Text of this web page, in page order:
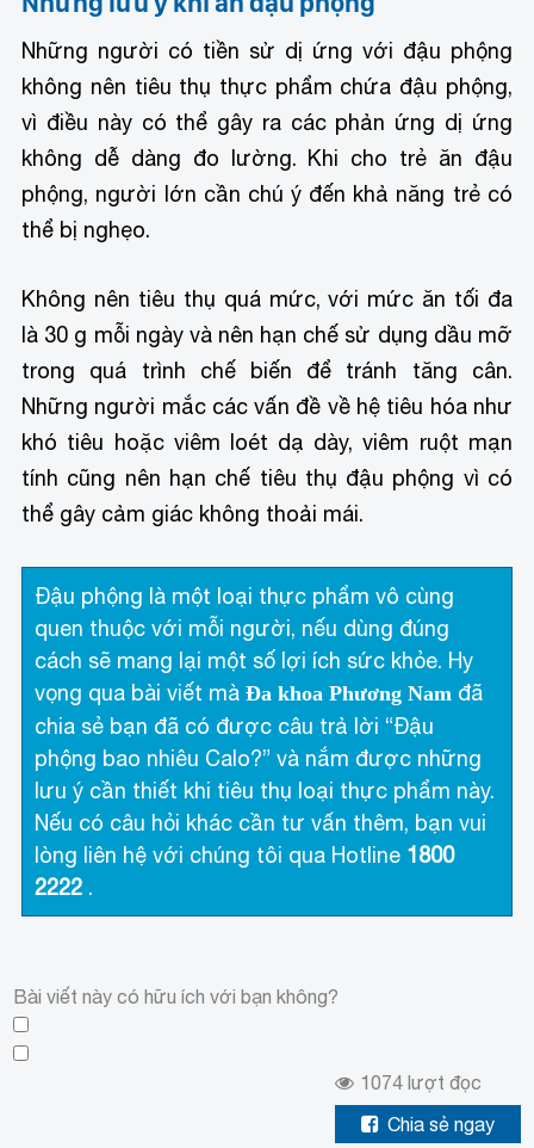
Những người có tiền sử dị ứng với đậu phộng
không nên tiêu thụ thực phẩm chứa đậu phộng,
vì điều này có thể gây ra các phản ứng dị ứng
không dễ dàng đo lường. Khi cho trẻ ăn đậu
phộng, người lớn cần chú ý đến khả năng trẻ có
thể bị nghẹo.
Không nên tiêu thụ quá mức, với mức ăn tối đa
là 30 g mỗi ngày và nên hạn chế sử dụng dầu mỡ
trong quá trình chế biến để tránh tăng cân.
Những người mắc các vấn đề về hệ tiêu hóa như
khó tiêu hoặc viêm loét dạ dày, viêm ruột mạn
tính cũng nên hạn chế tiêu thụ đậu phộng vì có
thể gây cảm giác không thoải mái.
Đậu phộng là một loại thực phẩm vô cùng
quen thuộc với mỗi người, nếu dùng đúng
cách sẽ mang lại một số lợi ích sức khỏe. Hy
vọng qua bài viết màĐa khoa Phương Nam đã
chia sẻ bạn đã có được câu trả lời “Đậu
phộng bao nhiêu Calo?” và nắm được những
lưu ý cần thiết khi tiêu thụ loại thực phẩm này.
Nếu có câu hỏi khác cần tư vấn thêm, bạn vui
lòng liên hệ với chúng tôi qua Hotline 1800
2222 .
Bài viết này có hữu ích với bạn không?
1074lượt đọc
Chia sẻ ngay